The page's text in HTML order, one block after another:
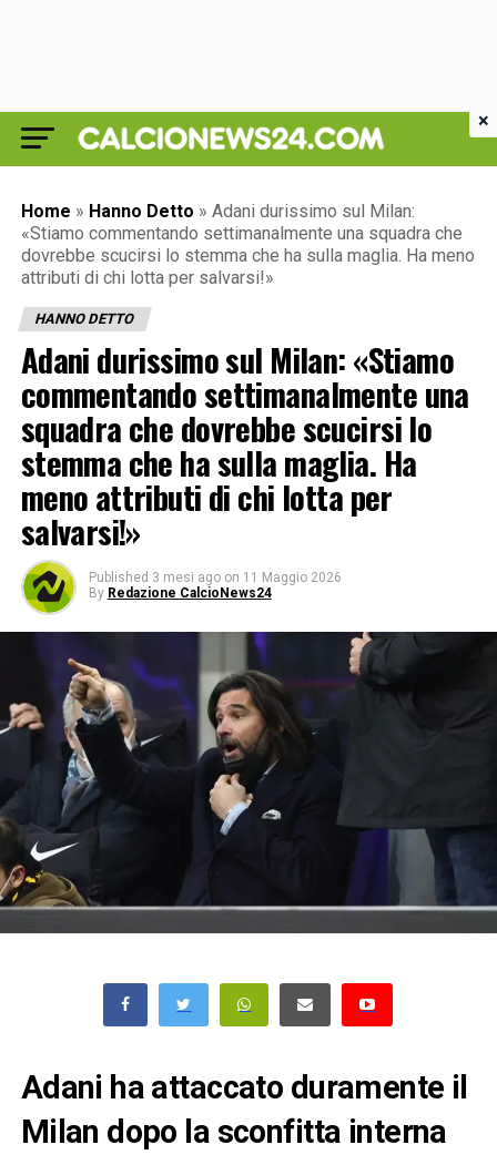
Home » Hanno Detto » Adani durissimo sul Milan:
«Stiamo commentando settimanalmente una squadra che
dovrebbe scucirsi lo stemma che ha sulla maglia. Ha meno
attributi di chi lotta per salvarsi!»
HANNO DETTO
Adani durissimo sul Milan: «Stiamo
commentando settimanalmente una
squadra che dovrebbe scucirsi lo
stemma che ha sulla maglia. Ha
meno attributi di chi lotta per
salvarsi!»
Published 3 mesi ago on 11 Maggio 2026
By Redazione CalcioNews24
Adani ha attaccato duramente il
Milan dopo la sconfitta interna
×